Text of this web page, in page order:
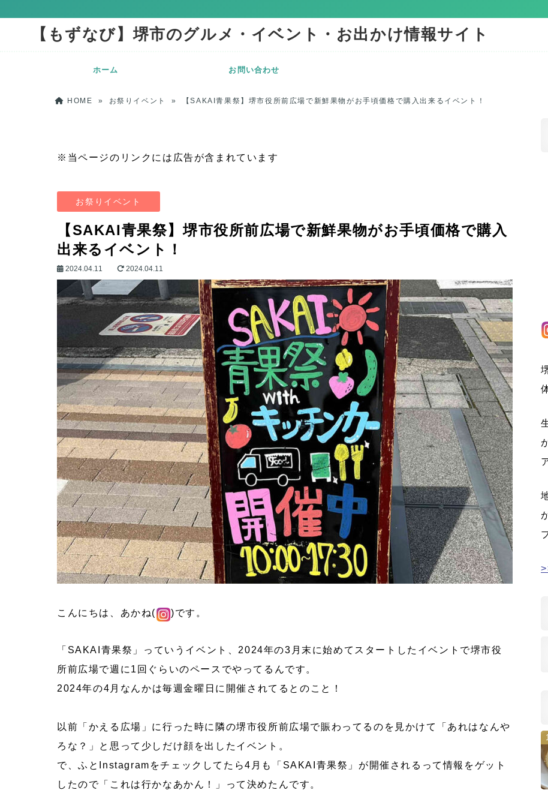
【もずなび】堺市のグルメ・イベント・お出かけ情報サイト
ホーム お問い合わせ
HOME » お祭りイベント » 【SAKAI青果祭】堺市役所前広場で新鮮果物がお手頃価格で購入出来るイベント！
※当ページのリンクには広告が含まれています
お祭りイベント
【SAKAI青果祭】堺市役所前広場で新鮮果物がお手頃価格で購入
出来るイベント！
2024.04.11 2024.04.11
こんにちは、あかね( )です。
「SAKAI青果祭」っていうイベント、2024年の3月末に始めてスタートしたイベントで堺市役
所前広場で週に1回ぐらいのペースでやってるんです。
2024年の4月なんかは毎週金曜日に開催されてるとのこと！
以前「かえる広場」に行った時に隣の堺市役所前広場で賑わってるのを見かけて「あれはなんや
ろな？」と思って少しだけ顔を出したイベント。
で、ふとInstagramをチェックしてたら4月も「SAKAI青果祭」が開催されるって情報をゲット
したので「これは行かなあかん！」って決めたんです。
1